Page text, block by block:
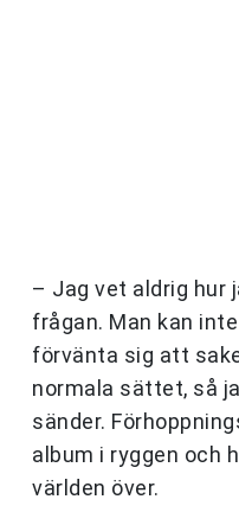
– Jag vet aldrig hur
frågan. Man kan
förvänta sig att
normala sättet, så
sänder.
album i ryggen och
världen över.